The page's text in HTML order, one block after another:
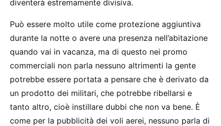
diventerà estremamente divisiva.
Può essere molto utile come protezione aggiuntiva
durante la notte o avere una presenza nell’abitazione
quando vai in vacanza, ma di questo nei promo
commerciali non parla nessuno altrimenti la gente
potrebbe essere portata a pensare che è derivato da
un prodotto dei militari, che potrebbe ribellarsi e
tanto altro, cioè instillare dubbi che non va bene. È
come per la pubblicità dei voli aerei, nessuno parla di